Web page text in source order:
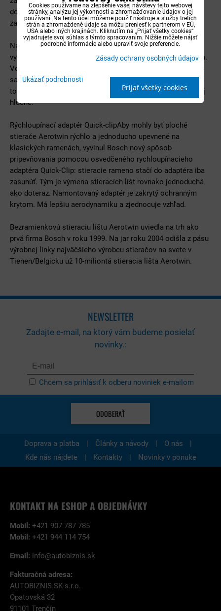
dovybavovacie sady teraz vývojári firmy Bosch prepočítali
zakrivenie lišty aj pre čelné sklá starších vozidiel.
Na mieru strihaná pružná lišta stieračov Aerotwin zaisťuje
vynikajúcu kvalitu stierania na každom mieste čelného skla.
Vďaka rovnomernej sile prítlaku v celej dĺžke stieracej lišty
sa znižuje opotrebenie a zvyšuje sa doba životnosti. Okrem
toho sú Aerotwin v porovnaní s klasickými stieračmi menej
hlučné.
Rýchloupínací adaptér Quick-clipAby mohly byť ploché
stierače Aerotwin rýchlo a jednoducho upevnené na
klasických ramenách, vyvinul Bosch nový spôsob
pripevňovania pomocou osvedčeného rychloupínacieho
adaptéra Quick-Clip: stieracie rameno stačí do adaptéra iba
zasunúť. Tým je výmena stieracích líšt rovnako jednoduchá
ako doteraz. Namontovaný adaptér je zakrytý ochranným
krytom. Má lepšiu aerodynamiku a zjednocuje vzhľad.
Bezramienkovú stieraciu lištu Aerotwin uviedla na trh ako
prvá firma Bosch v roku 1999. Na jar roku 2004 odišla z pásu
výrobnej linky najväčšieho výrobcu stieračov na svete v
Tienen/Belgicku už 10-miliontá stieracia lišta Aerotwin.
NEWSLETTER
Zadajte e-mail, na ktorý vám budeme posielať
novinky.:
Chcem sa prihlásiť k odberu noviniek e-mailom
ODOBERAŤ
Doprava a platba | Články a návody | O nás
|
Kde nás nájdete
| Kontakty | Novinky v ponuke
KONTAKT NA ESHOP A OBJEDNÁVKY
Mobil: +421 907 787 785
Mobil: +421 944 114 754
Email: info@autobiznis.sk
Fakturačná adresa:
AUTOBIZNIS.SK s.r.o.
Opatovská 32
91101 Trenčín
Cookies používame na zlepšenie vašej návštevy tejto webovej
stránky, analýzu jej výkonnosti a zhromažďovanie údajov o jej
používaní. Na tento účel môžeme použiť nástroje a služby tretích
strán a zhromaždené údaje sa môžu preniesť k partnerom v EÚ,
USA alebo iných krajinách. Kliknutím na „Prijať všetky cookies“
vyjadrujete svoj súhlas s týmto spracovaním. Nižšie môžete nájsť
podrobné informácie alebo upraviť svoje preferencie.
Zásady ochrany osobných údajov
Ukázať podrobnosti
Prijať všetky cookies